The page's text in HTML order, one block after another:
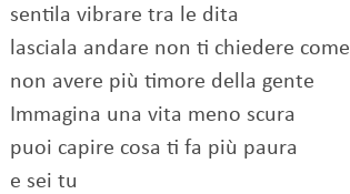
sentila vibrare tra le dita
lasciala andare non ti chiedere come
non avere più timore della gente
Immagina una vita meno scura
puoi capire cosa ti fa più paura
e sei tu